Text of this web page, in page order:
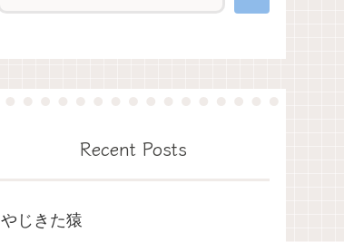
Recent Posts
やじきた猿